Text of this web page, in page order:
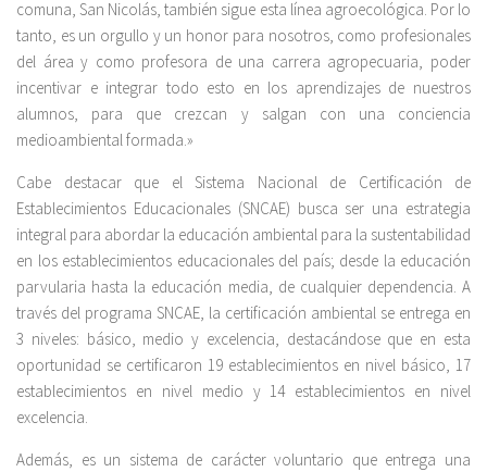
comuna, San Nicolás, también sigue esta línea agroecológica. Por lo
tanto, es un orgullo y un honor para nosotros, como profesionales
del área y como profesora de una carrera agropecuaria, poder
incentivar e integrar todo esto en los aprendizajes de nuestros
alumnos, para que crezcan y salgan con una conciencia
medioambiental formada.»
Cabe destacar que el Sistema Nacional de Certificación de
Establecimientos Educacionales (SNCAE) busca ser una estrategia
integral para abordar la educación ambiental para la sustentabilidad
en los establecimientos educacionales del país; desde la educación
parvularia hasta la educación media, de cualquier dependencia. A
través del programa SNCAE, la certificación ambiental se entrega en
3 niveles: básico, medio y excelencia, destacándose que en esta
oportunidad se certificaron 19 establecimientos en nivel básico, 17
establecimientos en nivel medio y 14 establecimientos en nivel
excelencia.
Además, es un sistema de carácter voluntario que entrega una